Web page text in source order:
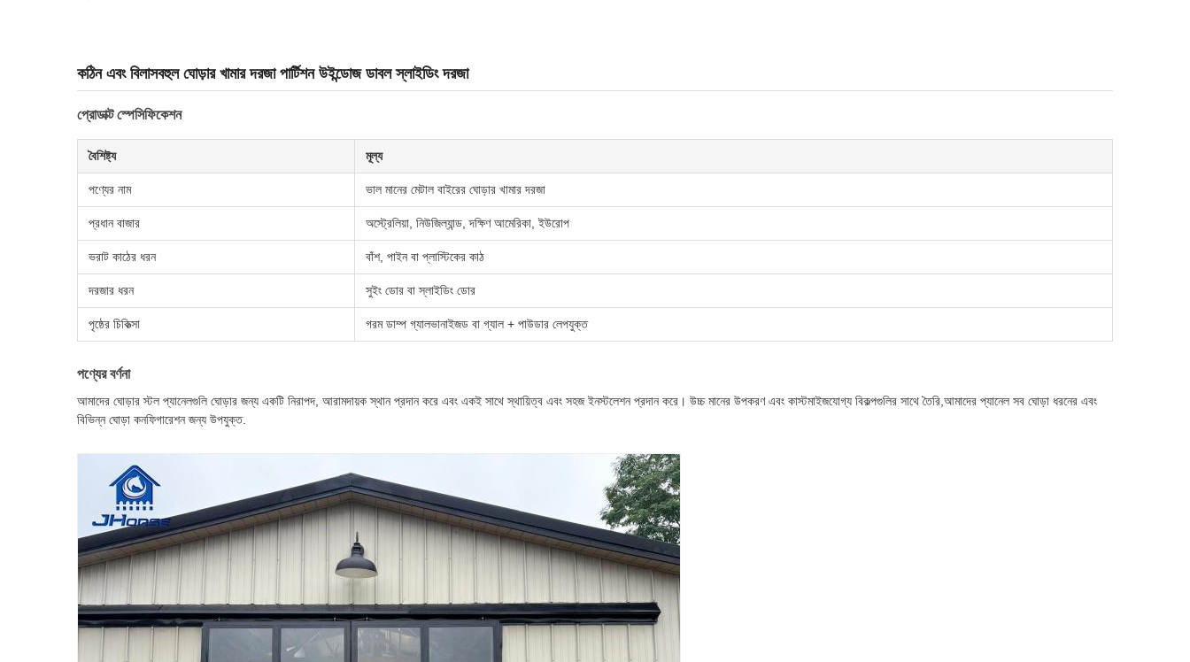
কঠিন এবং বিলাসবহুল ঘোড়ার খামার দরজা পার্টিশন উইন্ডোজ ডাবল স্লাইডিং দরজা
প্রোডাক্ট স্পেসিফিকেশন
বৈশিষ্ট্য মূল্য
পণ্যের নাম ভাল মানের মেটাল বাইরের ঘোড়ার খামার দরজা
প্রধান বাজার অস্ট্রেলিয়া, নিউজিল্যান্ড, দক্ষিণ আমেরিকা, ইউরোপ
ভরাট কাঠের ধরন বাঁশ, পাইন বা প্লাস্টিকের কাঠ
দরজার ধরন সুইং ডোর বা স্লাইডিং ডোর
পৃষ্ঠের চিকিত্সা গরম ডাম্প গ্যালভানাইজড বা গ্যাল + পাউডার লেপযুক্ত
পণ্যের বর্ণনা
আমাদের ঘোড়ার স্টল প্যানেলগুলি ঘোড়ার জন্য একটি নিরাপদ, আরামদায়ক স্থান প্রদান করে এবং একই সাথে স্থায়িত্ব এবং সহজ ইনস্টলেশন প্রদান করে। উচ্চ মানের উপকরণ এবং কাস্টমাইজযোগ্য বিকল্পগুলির সাথে তৈরি,আমাদের প্যানেল সব ঘোড়া ধরনের এবং
বিভিন্ন ঘোড়া কনফিগারেশন জন্য উপযুক্ত.